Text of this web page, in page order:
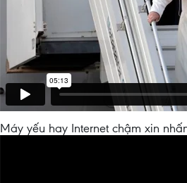
Máy yếu hay Internet chậm xin